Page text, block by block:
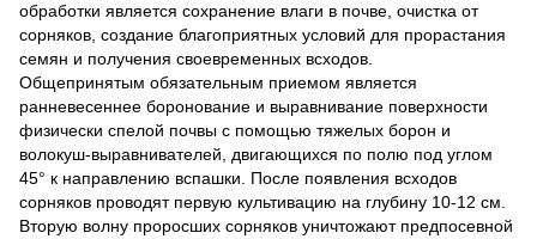
обработки является сохранение влаги в почве, очистка от
сорняков, создание благоприятных условий для прорастания
семян и получения своевременных всходов.
Общепринятым обязательным приемом является
ранневесеннее боронование и выравнивание поверхности
физически спелой почвы с помощью тяжелых борон и
волокуш-выравнивателей, двигающихся по полю под углом
45° к направлению вспашки. После появления всходов
сорняков проводят первую культивацию на глубину 10-12 см.
Вторую волну проросших сорняков уничтожают предпосевной